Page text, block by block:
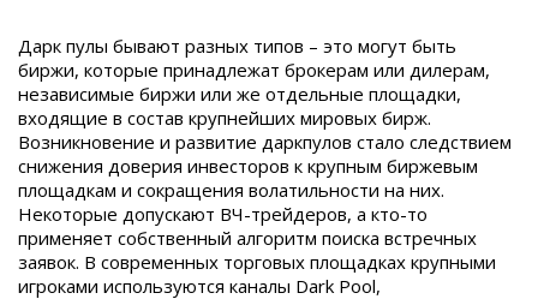
Дарк пулы бывают разных типов – это могут быть
биржи, которые принадлежат брокерам или дилерам,
независимые биржи или же отдельные площадки,
входящие в состав крупнейших мировых бирж.
Возникновение и развитие даркпулов стало следствием
снижения доверия инвесторов к крупным биржевым
площадкам и сокращения волатильности на них.
Некоторые допускают ВЧ-трейдеров, а кто-то
применяет собственный алгоритм поиска встречных
заявок. В современных торговых площадках крупными
игроками используются каналы Dark Pool,